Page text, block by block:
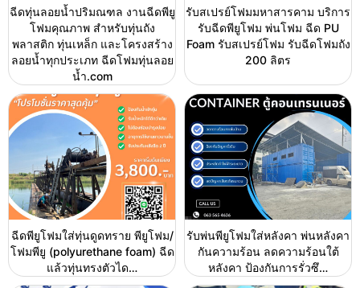
ฉีดทุ่นลอยน้ำปริมณฑล งานฉีดพียู
โฟมคุณภาพ สำหรับทุ่นถัง
พลาสติก ทุ่นเหล็ก และโครงสร้าง
ลอยน้ำทุกประเภท ฉีดโฟมทุ่นลอย
น้ำ.com
รับสเปรย์โฟมมหาสารคาม บริการ
รับฉีดพียูโฟม พ่นโฟม ฉีด PU
Foam รับสเปรย์โฟม รับฉีดโฟมถัง
200 ลิตร
ฉีดพียูโฟมใส่ทุ่นดูดทราย พียูโฟม/
โฟมพียู (polyurethane foam) ฉีด
แล้วทุ่นทรงตัวได…
รับพ่นพียูโฟมใส่หลังคา พ่นหลังคา
กันความร้อน ลดความร้อนใต้
หลังคา ป้องกันการรั่วซึ…